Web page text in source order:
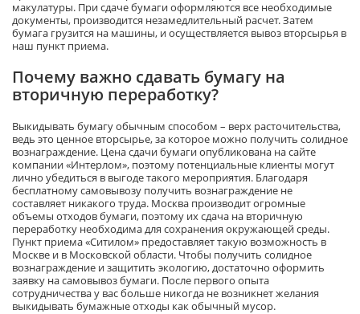
макулатуры. При сдаче бумаги оформляются все необходимые
документы, производится незамедлительный расчет. Затем
бумага грузится на машины, и осуществляется вывоз вторсырья в
наш пункт приема.
Почему важно сдавать бумагу на
вторичную переработку?
Выкидывать бумагу обычным способом – верх расточительства,
ведь это ценное вторсырье, за которое можно получить солидное
вознаграждение. Цена сдачи бумаги опубликована на сайте
компании «Интерлом», поэтому потенциальные клиенты могут
лично убедиться в выгоде такого мероприятия. Благодаря
бесплатному самовывозу получить вознаграждение не
составляет никакого труда. Москва производит огромные
объемы отходов бумаги, поэтому их сдача на вторичную
переработку необходима для сохранения окружающей среды.
Пункт приема «Ситилом» предоставляет такую возможность в
Москве и в Московской области. Чтобы получить солидное
вознаграждение и защитить экологию, достаточно оформить
заявку на самовывозбумаги. После первого опыта
сотрудничества у вас больше никогда не возникнет желания
выкидывать бумажные отходы как обычный мусор.